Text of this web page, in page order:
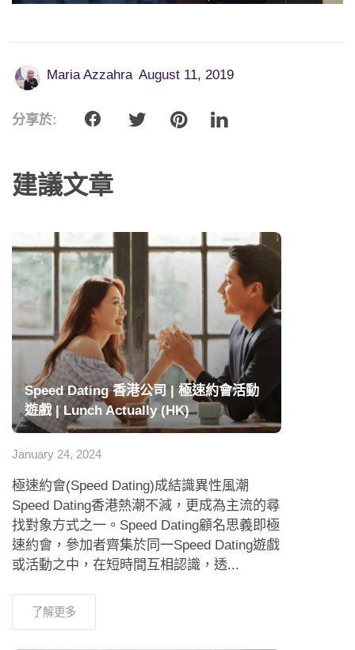
Maria Azzahra August 11, 2019
分享於:
建議文章
Speed Dating 香港公司 | 極速約會活動
遊戲 | Lunch Actually (HK)
January 24, 2024
極速約會(Speed Dating)成結識異性風潮
Speed Dating香港熱潮不減，更成為主流的尋
找對象方式之一。Speed Dating顧名思義即極
速約會，參加者齊集於同一Speed Dating遊戲
或活動之中，在短時間互相認識，透...
了解更多